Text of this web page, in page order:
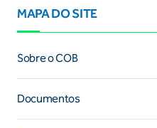
MAPA DO SITE
Sobre o COB
Documentos